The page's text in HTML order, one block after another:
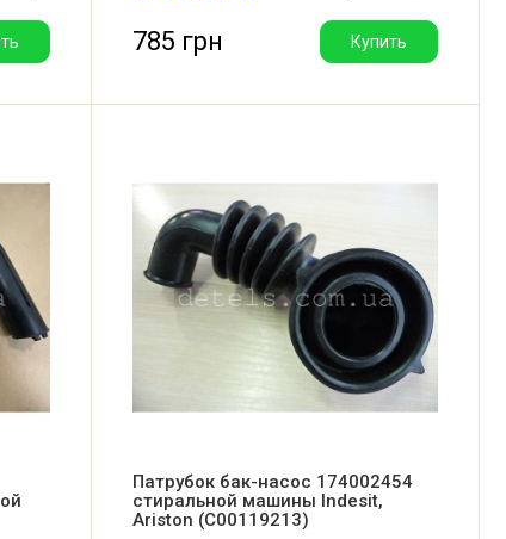
785 грн Купить
Патрубок бак-насос 174002454
стиральной машины Indesit,
Ariston (C00119213)